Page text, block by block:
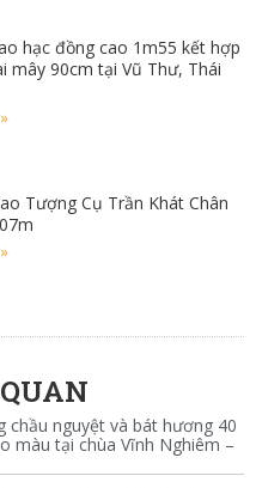
hạc đồng cao 1m55 kết hợp
mây 90cm tại Vũ Thư, Thái
Tượng Cụ Trần Khát Chân
chầu nguyệt và bát hương 40
màu tại chùa Vĩnh Nghiêm –